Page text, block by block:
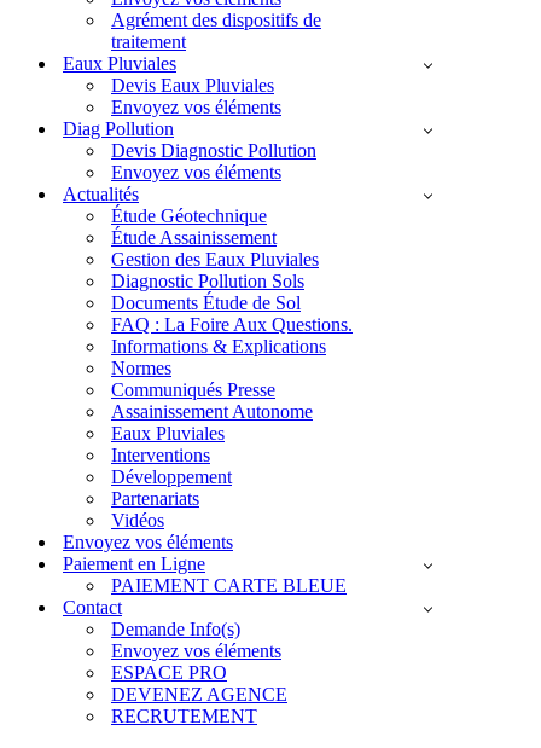
Agrément des dispositifs de
traitement
Eaux Pluviales
Devis Eaux Pluviales
Envoyez vos éléments
Diag Pollution
Devis Diagnostic Pollution
Envoyez vos éléments
Actualités
Étude Géotechnique
Étude Assainissement
Gestion des Eaux Pluviales
Diagnostic Pollution Sols
Documents Étude de Sol
FAQ : La Foire Aux Questions.
Informations & Explications
Normes
Communiqués Presse
Assainissement Autonome
Eaux Pluviales
Interventions
Développement
Partenariats
Vidéos
Envoyez vos éléments
Paiement en Ligne
PAIEMENT CARTE BLEUE
Contact
Demande Info(s)
Envoyez vos éléments
ESPACE PRO
DEVENEZ AGENCE
RECRUTEMENT